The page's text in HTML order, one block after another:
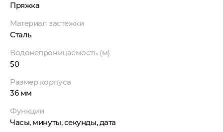
Пряжка
Материал застежки
Сталь
Водонепроницаемость (м)
50
Размер корпуса
36 мм
Функции
Часы, минуты, секунды, дата